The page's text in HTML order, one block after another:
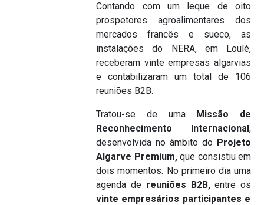
Contando com um leque de oito
prospetores agroalimentares dos
mercados francês e sueco, as
instalações do NERA, em Loulé,
receberam vinte empresas algarvias
e contabilizaram um total de 106
reuniões B2B.
Tratou-se de uma Missão de
Reconhecimento Internacional,
desenvolvida no âmbito do Projeto
Algarve Premium,que consistiu em
dois momentos. No primeiro dia uma
agenda de reuniões B2B,entre os
vinte empresários participantes e